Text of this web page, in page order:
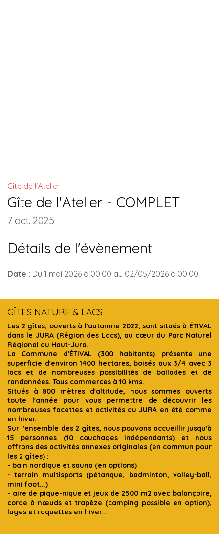
Gîte de l'Atelier
Gîte de l'Atelier - COMPLET
7 oct. 2025
Détails de l'évènement
Date : Du 1 mai 2026 à 00:00 au 02/05/2026 à 00:00
GÎTES NATURE & LACS
Les 2 gîtes, ouverts à l'automne 2022, sont situés à ÉTIVAL
dans le JURA (Région des Lacs), au cœur du Parc Naturel
Régional du Haut-Jura.
La Commune d'ÉTIVAL (300 habitants) présente une
superficie d'environ 1400 hectares, boisés aux 3/4 avec 3
lacs et de nombreuses possibilités de ballades et de
randonnées. Tous commerces à 10 kms.
Situés à 800 mètres d'altitude, nous sommes ouverts
toute l'année pour vous permettre de découvrir les
nombreuses facettes et activités du JURA en été comme
en hiver.
Sur l'ensemble des 2 gîtes, nous pouvons accueillir jusqu'à
15 personnes (10 couchages indépendants) et nous
offrons des activités annexes originales (en commun pour
les 2 gîtes) :
- bain nordique et sauna (en options)
- terrain multisports (pétanque, badminton, volley-ball,
mini foot...)
- aire de pique-nique et jeux de 2500 m2 avec balançoire,
corde à nœuds et trapèze (camping possible en option),
luges et raquettes en hiver...